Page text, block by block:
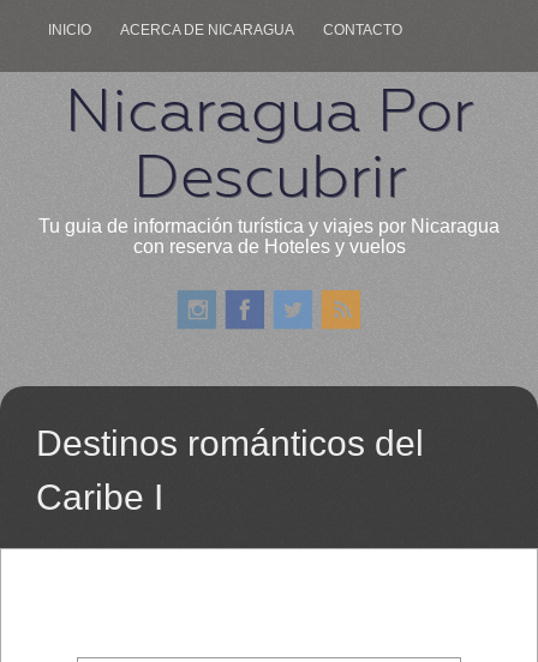
INICIO ACERCA DE NICARAGUA CONTACTO
Nicaragua Por
Descubrir
Tu guia de información turística y viajes por Nicaragua
con reserva de Hoteles y vuelos
Destinos románticos del
Caribe I